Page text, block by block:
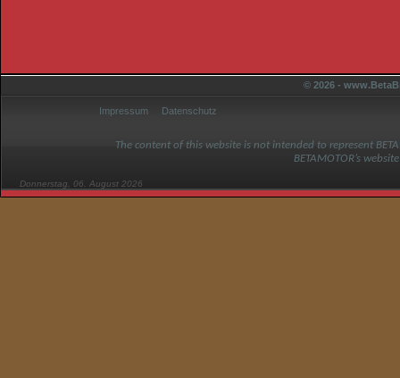
© 2026 -
Impressum Datenschutz
The content of this website is not intended to represent
BETAMOTOR’s
Donnerstag, 06. August 2026